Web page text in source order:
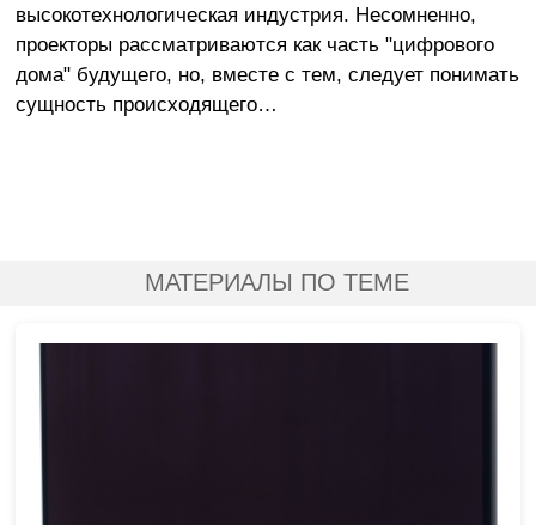
высокотехнологическая индустрия. Несомненно,
проекторы рассматриваются как часть "цифрового
дома" будущего, но, вместе с тем, следует понимать
сущность происходящего…
МАТЕРИАЛЫ ПО ТЕМЕ